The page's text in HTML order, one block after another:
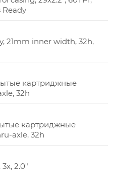
21mm inner width, 32h,
картриджные
32h
картриджные
axle, 32h
2.0"